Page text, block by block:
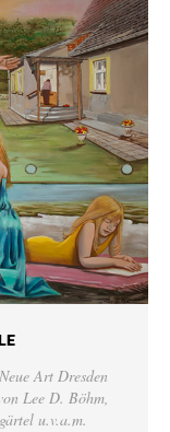
Art Dresden
Lee D. Böhm,
u.v.a.m.